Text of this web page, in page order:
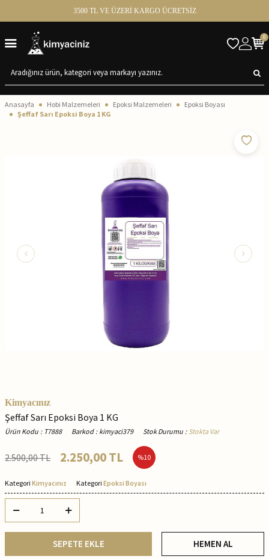
3500 TL VE ÜZERİ KARGO ÜCRETSİZ
0
Anasayfa Hobi Malzemeleri Epoksi Malzemeleri
Epoksi Boyası
Şeffaf Sarı Epoksi Boya 1 KG
Kimyacınız
Şeffaf Sarı Epoksi Boya 1 KG
Ürün Kodu : T7888 Barkod : kimyaci379 Stok Durumu : Stokta Var
2.500,00TL 2.250,00TL %10
Kategori Kimyacınız Kategori Epoksi Boyası
SEPETE EKLE HEMEN AL